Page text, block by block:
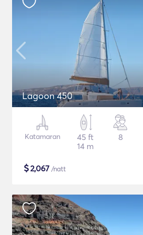
Lagoon 450
Katamaran
45 ft
14 m
8
$2,067 /natt